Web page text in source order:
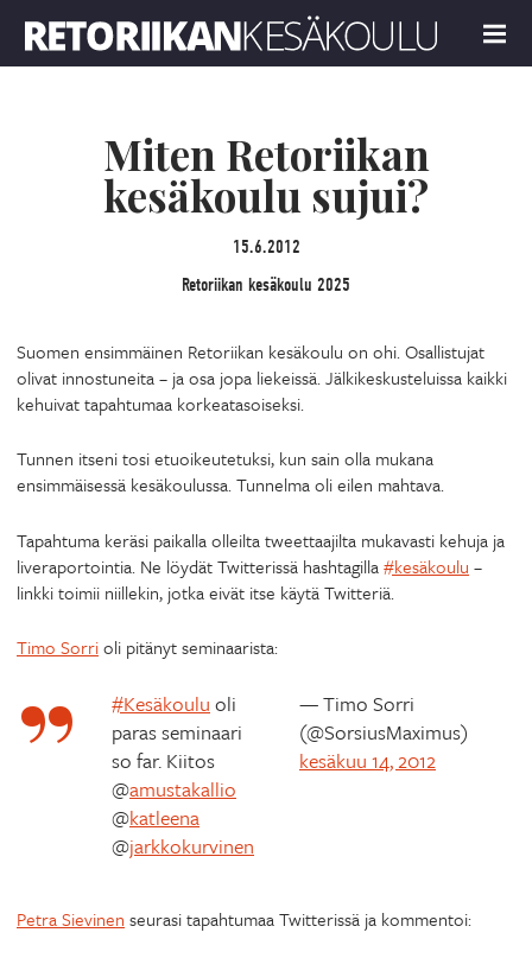
MENU
Miten Retoriikan
kesäkoulu sujui?
15.6.2012
Retoriikan kesäkoulu 2025
Suomen ensimmäinen Retoriikan kesäkoulu on ohi. Osallistujat
olivat innostuneita – ja osa jopa liekeissä. Jälkikeskusteluissa kaikki
kehuivat tapahtumaa korkeatasoiseksi.
Tunnen itseni tosi etuoikeutetuksi, kun sain olla mukana
ensimmäisessä kesäkoulussa. Tunnelma oli eilen mahtava.
Tapahtuma keräsi paikalla olleilta tweettaajilta mukavasti kehuja ja
liveraportointia. Ne löydät Twitterissä hashtagilla#kesäkoulu –
linkki toimii niillekin, jotka eivät itse käytä Twitteriä.
Timo Sorrioli pitänyt seminaarista:
#Kesäkoulu oli
paras seminaari
so far. Kiitos
@amustakallio
@katleena
@jarkkokurvinen
— Timo Sorri
(@SorsiusMaximus)
kesäkuu 14, 2012
Petra Sievinen seurasi tapahtumaa Twitterissä ja kommentoi: